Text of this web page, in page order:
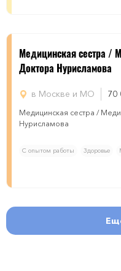
Медицинская сестра /
Доктора Нурисламова
в Москве и МО 70
Медицинская сестра /
Нурисламова
С опытом работы Здоровье